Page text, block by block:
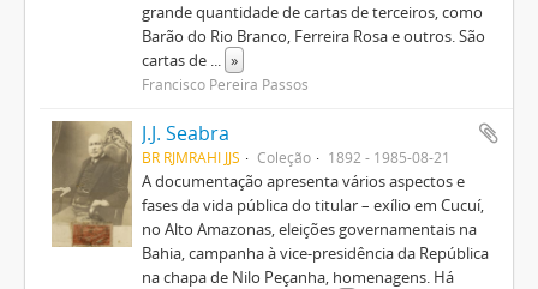
grande quantidade de cartas de terceiros, como
Barão do Rio Branco, Ferreira Rosa e outros. São
cartas de ... »
Francisco Pereira Passos
J.J. Seabra
BR RJMRAHI JJS Coleção 1892 - 1985-08-21
A documentação apresenta vários aspectos e
fases da vida pública do titular – exílio em Cucuí,
no Alto Amazonas, eleições governamentais na
Bahia, campanha à vice-presidência da República
na chapa de Nilo Peçanha, homenagens. Há